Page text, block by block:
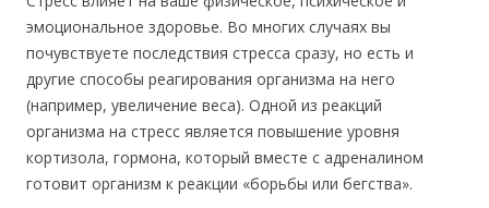
эмоциональное здоровье. Во многих случаях вы
почувствуете последствия стресса сразу, но есть и
другие способы реагирования организма на него
(например, увеличение веса). Одной из реакций
организма на стресс является повышение уровня
кортизола, гормона, который вместе с адреналином
готовит организм к реакции «борьбы или бегства».